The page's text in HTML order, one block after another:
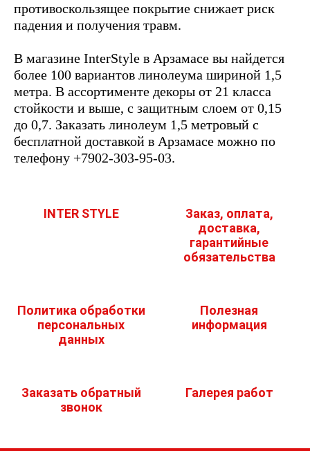
противоскользящее покрытие снижает риск
падения и получения травм.
В магазине InterStyle в Арзамасе вы найдется
более 100 вариантов линолеума шириной 1,5
метра. В ассортименте декоры от 21 класса
стойкости и выше, с защитным слоем от 0,15
до 0,7. Заказать линолеум 1,5 метровый с
бесплатной доставкой в Арзамасе можно по
телефону +7902-303-95-03.
INTER STYLE
Заказ, оплата,
доставка,
гарантийные
обязательства
Политика обработки
персональных
данных
Полезная
информация
Заказать обратный
звонок
Галерея работ